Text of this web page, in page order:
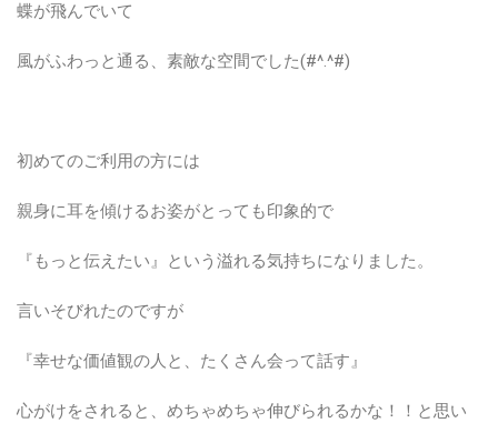
蝶が飛んでいて
風がふわっと通る、素敵な空間でした(#^.^#)
初めてのご利用の方には
親身に耳を傾けるお姿がとっても印象的で
『もっと伝えたい』という溢れる気持ちになりました。
言いそびれたのですが
『幸せな価値観の人と、たくさん会って話す』
心がけをされると、めちゃめちゃ伸びられるかな！！と思い